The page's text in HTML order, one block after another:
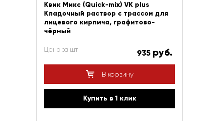
Квик Микс (Quick-mix) VK plus
Кладочный раствор с трассом для
лицевого кирпича, графитово-
чёрный
Цена за шт 935 руб.
В корзину
Купить в 1 клик